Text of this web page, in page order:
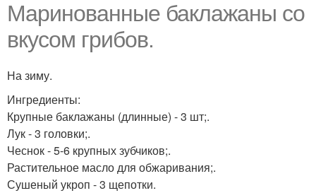
Маринованные баклажаны со
вкусом грибов.
На зиму.
Ингредиенты:
Крупные баклажаны (длинные) - 3 шт;.
Лук - 3 головки;.
Чеснок - 5-6 крупных зубчиков;.
Растительное масло для обжаривания;.
Сушеный укроп - 3 щепотки.